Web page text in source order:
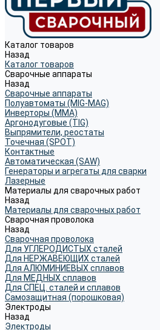
Каталог товаров
Назад
Каталог товаров
Сварочные аппараты
Назад
Сварочные аппараты
Полуавтоматы (MIG-MAG)
Инверторы (MMA)
Аргонодуговые (TIG)
Выпрямители, реостаты
Точечная (SPOT)
Контактные
Автоматическая (SAW)
Генераторы и агрегаты для сварки
Лазерные
Материалы для сварочных работ
Назад
Материалы для сварочных работ
Сварочная проволока
Назад
Сварочная проволока
Для УГЛЕРОДИСТЫХ сталей
Для НЕРЖАВЕЮЩИХ сталей
Для АЛЮМИНИЕВЫХ сплавов
Для МЕДНЫХ сплавов
Для СПЕЦ. сталей и сплавов
Самозащитная (порошковая)
Электроды
Назад
Электроды